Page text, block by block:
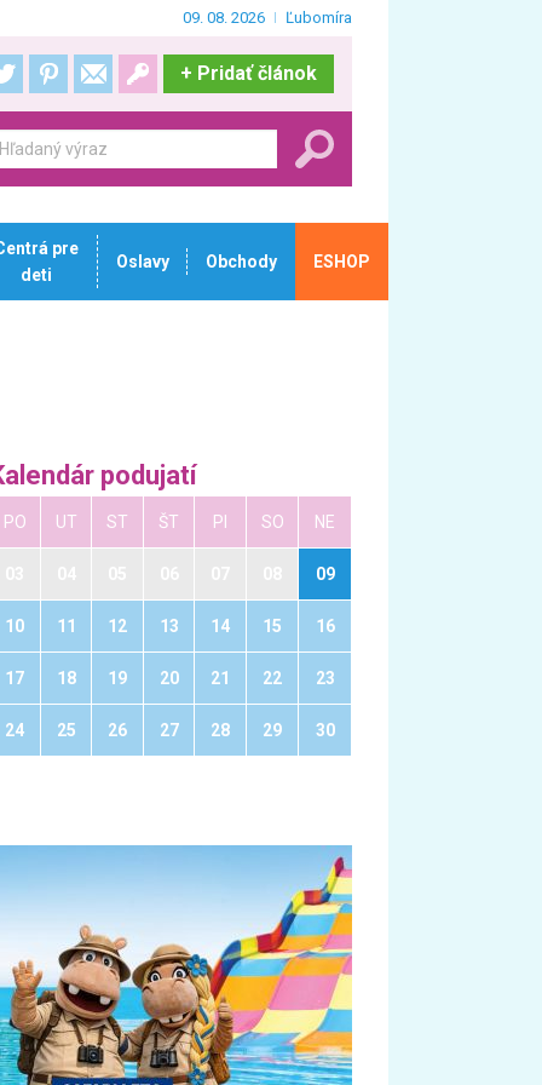
09. 08. 2026 Ľubomíra
+ Pridať článok
pre
deti
Oslavy Obchody ESHOP
podujatí
PO UT ST ŠT PI SO NE
09
10 11 12 13 14 15 16
17 18 19 20 21 22 23
24 25 26 27 28 29 30